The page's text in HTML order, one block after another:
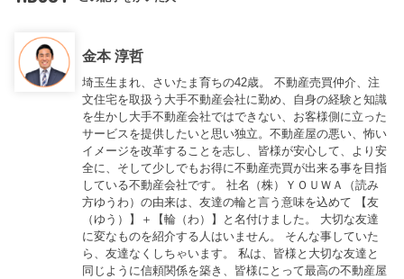
金本 淳哲
埼玉生まれ、さいたま育ちの42歳。 不動産売買仲介、注
文住宅を取扱う大手不動産会社に勤め、自身の経験と知識
を生かし大手不動産会社ではできない、お客様側に立った
サービスを提供したいと思い独立。不動産屋の悪い、怖い
イメージを改革することを志し、皆様が安心して、より安
全に、そして少しでもお得に不動産売買が出来る事を目指
している不動産会社です。 社名（株）ＹＯＵＷＡ（読み
方ゆうわ）の由来は、友達の輪と言う意味を込めて 【友
（ゆう）】＋【輪（わ）】と名付けました。 大切な友達
に変なものを紹介する人はいません。 そんな事していた
ら、友達なくしちゃいます。 私は、皆様と大切な友達と
同じように信頼関係を築き、皆様にとって最高の不動産屋